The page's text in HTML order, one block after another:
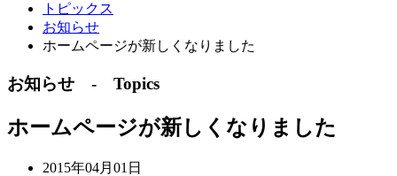
トピックス
お知らせ
ホームページが新しくなりました
お知らせ - Topics
ホームページが新しくなりました
2015年04月01日